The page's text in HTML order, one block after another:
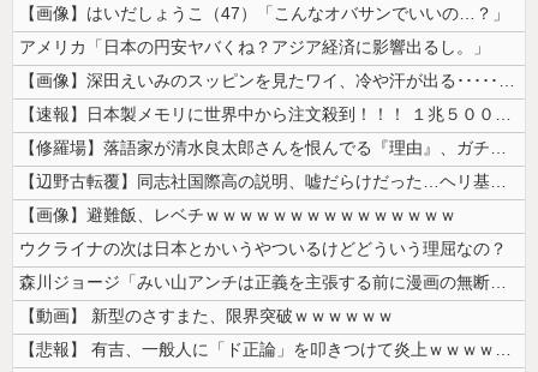
【画像】はいだしょうこ（47）「こんなオバサンでいいの…？」
アメリカ「日本の円安ヤバくね？アジア経済に影響出るし。」
【画像】深田えいみのスッピンを見たワイ、冷や汗が出る････････...
【速報】日本製メモリに世界中から注文殺到！！！ １兆５０００億円で工場...
【修羅場】落語家が清水良太郎さんを恨んでる『理由』、ガチでヤバイ・・・...
【辺野古転覆】同志社国際高の説明、嘘だらけだった…ヘリ基地反対協議会の...
【画像】避難飯、レベチｗｗｗｗｗｗｗｗｗｗｗｗｗｗｗ
ウクライナの次は日本とかいうやついるけどどういう理屈なの？
森川ジョージ「みい山アンチは正義を主張する前に漫画の無断転載をやめろよ...
【動画】 新型のさすまた、限界突破ｗｗｗｗｗｗ
【悲報】 有吉、一般人に「ド正論」を叩きつけて炎上ｗｗｗｗｗｗｗｗ